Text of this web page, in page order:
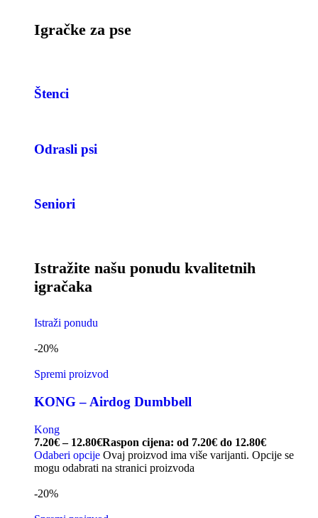
Igračke za pse
Štenci
Odrasli psi
Seniori
Istražite našu ponudu kvalitetnih
igračaka
Istraži ponudu
-20%
Spremi proizvod
KONG – Airdog Dumbbell
Kong
7.20€ – 12.80€Raspon cijena: od 7.20€ do 12.80€
Odaberi opcije Ovaj proizvod ima više varijanti. Opcije se
mogu odabrati na stranici proizvoda
-20%